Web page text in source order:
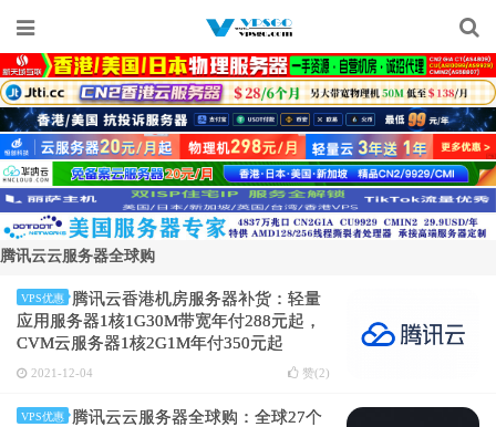
腾讯云云服务器全球购
VPS优惠
腾讯云香港机房服务器补货：轻量
应用服务器1核1G30M带宽年付288元起，
CVM云服务器1核2G1M年付350元起
2021-12-04 赞(2)
VPS优惠
腾讯云云服务器全球购：全球27个